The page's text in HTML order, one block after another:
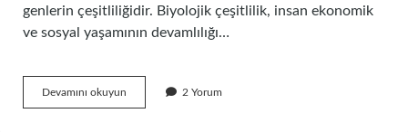
genlerin çeşitliliğidir. Biyolojik çeşitlilik, insan ekonomik
ve sosyal yaşamının devamlılığı…
Devamını okuyun Biyolojik
Çeşitlilik
2 Yorum